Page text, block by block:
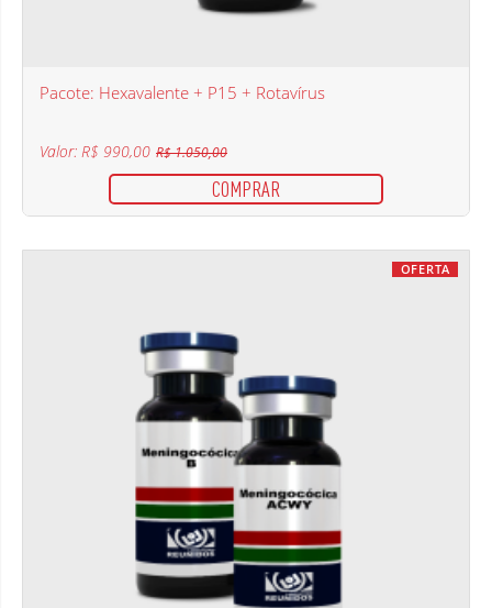
Pacote: Hexavalente + P15 + Rotavírus
Valor: R$ 990,00 R$ 1.050,00
COMPRAR
OFERTA